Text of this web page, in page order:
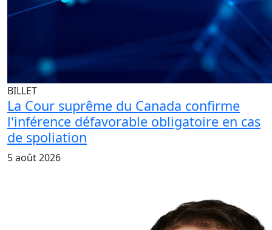
BILLET
La Cour suprême du Canada confirme
l'inférence défavorable obligatoire en cas
de spoliation
5 août 2026